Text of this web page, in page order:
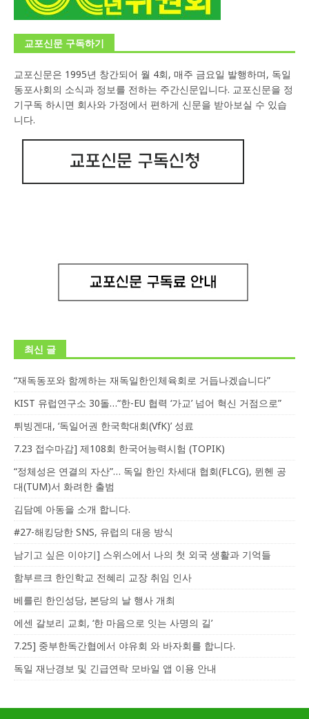
교포신문 구독하기
교포신문은 1995년 창간되어 월 4회, 매주 금요일 발행하며, 독일
동포사회의 소식과 정보를 전하는 주간신문입니다. 교포신문을 정
기구독 하시면 회사와 가정에서 편하게 신문을 받아보실 수 있습
니다.
최신 글
“재독동포와 함께하는 재독일한인체육회로 거듭나겠습니다”
KIST 유럽연구소 30돌…“한-EU 협력 ‘가교’ 넘어 혁신 거점으로”
튀빙겐대, ‘독일어권 한국학대회(VfK)’ 성료
7.23 접수마감] 제108회 한국어능력시험 (TOPIK)
“정체성은 연결의 자산”… 독일 한인 차세대 협회(FLCG), 뮌헨 공
대(TUM)서 화려한 출범
김담예 아동을 소개 합니다.
#27-해킹당한 SNS, 유럽의 대응 방식
남기고 싶은 이야기] 스위스에서 나의 첫 외국 생활과 기억들
함부르크 한인학교 전혜리 교장 취임 인사
베를린 한인성당, 본당의 날 행사 개최
에센 갈보리 교회, ‘한 마음으로 잇는 사명의 길’
7.25] 중부한독간협에서 야유회 와 바자회를 합니다.
독일 재난경보 및 긴급연락 모바일 앱 이용 안내